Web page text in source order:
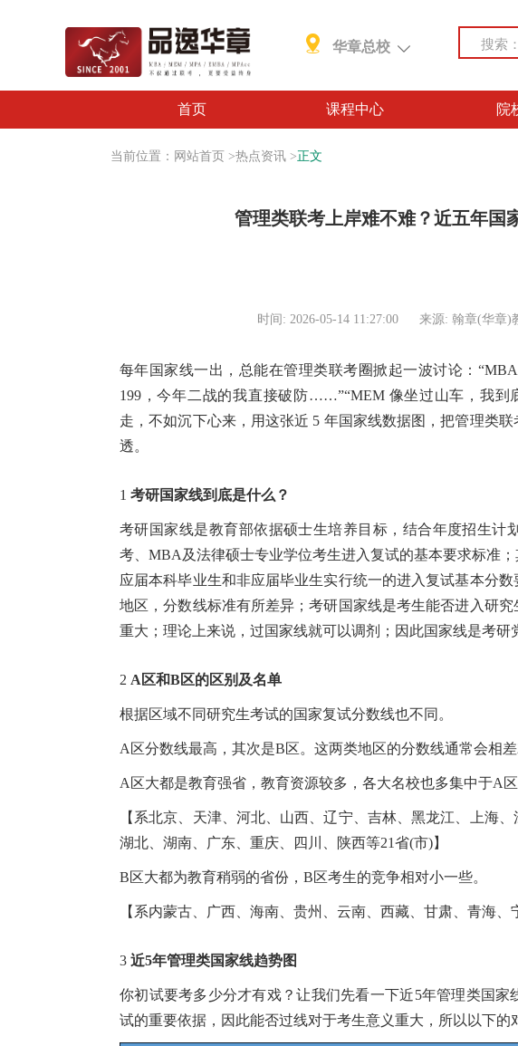
华章总校 搜索：
首页 课程中心 院
当前位置： 网站首页 >热点资讯 >正文
管理类联考上岸难不难？近五年国
时间: 2026-05-14 11:27:00 来源: 翰章(华章)
每年国家线一出，总能在管理类联考圈掀起一波讨论：
199，今年二战的我直接破防……”“MEM 像坐过山车，我到
走，不如沉下心来，用这张近 5 年国家线数据图，把管理类
透。
1 考研国家线到底是什么？
考研国家线是教育部依据硕士生培养目标，结合年度招生计
考、MBA及法律硕士专业学位考生进入复试的基本要求标准
应届本科毕业生和非应届毕业生实行统一的进入复试基本分
地区，分数线标准有所差异；考研国家线是考生能否进入研
重大；理论上来说，过国家线就可以调剂；因此国家线是考研
2 A区和B区的区别及名单
根据区域不同研究生考试的国家复试分数线也不同。
A区分数线最高，其次是B区。这两类地区的分数线通常会相差
A区大都是教育强省，教育资源较多，各大名校也多集中于A
【系北京、天津、河北、山西、辽宁、吉林、黑龙江、上海
湖北、湖南、广东、重庆、四川、陕西等21省(市)】
B区大都为教育稍弱的省份，B区考生的竞争相对小一些。
【系内蒙古、广西、海南、贵州、云南、西藏、甘肃、青海、
3 近5年管理类国家线趋势图
你初试要考多少分才有戏？让我们先看一下近5年管理类国
试的重要依据，因此能否过线对于考生意义重大，所以以下的